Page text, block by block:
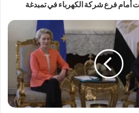
أمام فرع شركة الكهرباء في تمبدغة